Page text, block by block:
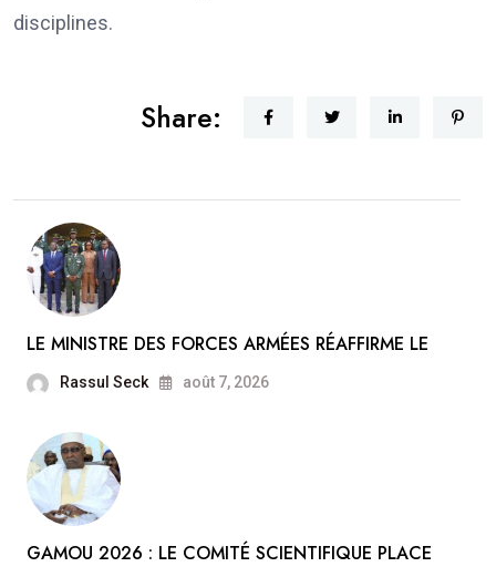
disciplines.
Share:
LE MINISTRE DES FORCES ARMÉES RÉAFFIRME LE
Rassul Seck août 7, 2026
GAMOU 2026 : LE COMITÉ SCIENTIFIQUE PLACE